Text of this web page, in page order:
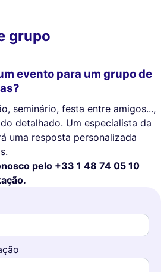
grupo
evento para um grupo de
seminário, festa entre amigos...,
detalhado. Um especialista da
uma resposta personalizada
pelo +33 1 48 74 05 10